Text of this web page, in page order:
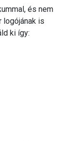
és nem
logójának is
ki így: